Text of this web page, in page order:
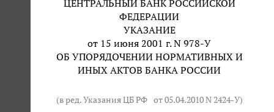
ЦЕНТРАЛЬНЫЙ БАНК РОССИЙСКОЙ
ФЕДЕРАЦИИ
УКАЗАНИЕ
от 15 июня 2001 г. N 978-У
ОБ УПОРЯДОЧЕНИИ НОРМАТИВНЫХ И
ИНЫХ АКТОВ БАНКА РОССИИ
(в ред. Указания ЦБ РФ от 05.04.2010 N 2424-У)